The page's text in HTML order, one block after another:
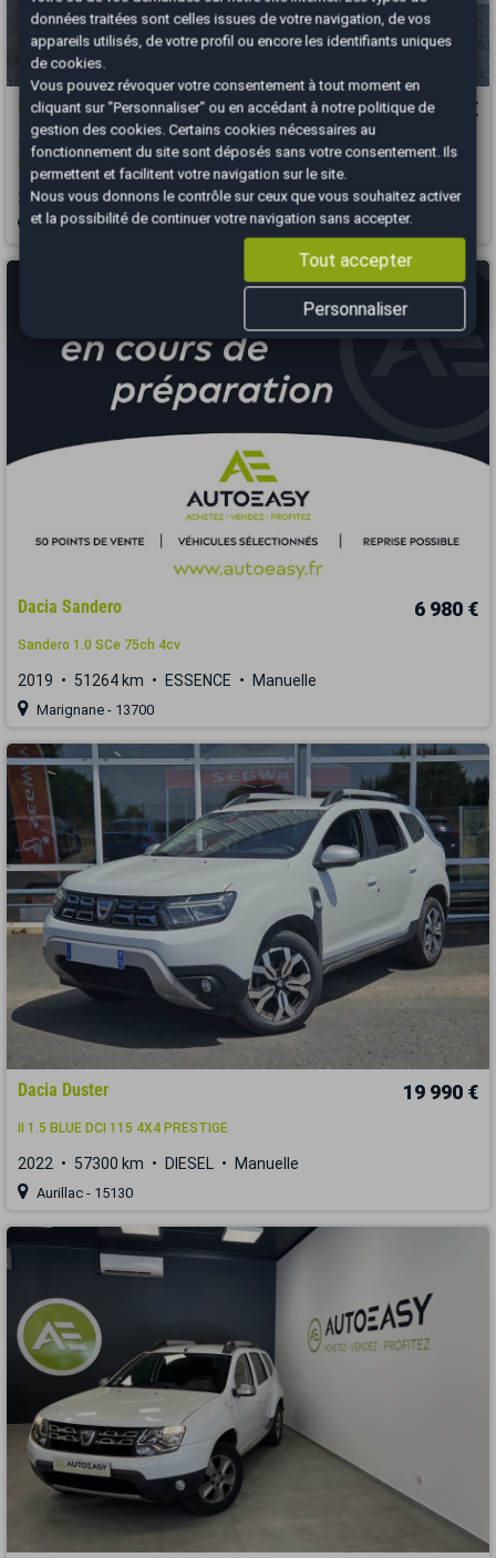
Dacia Sandero 12 990 €
Stepway 1.0 TCe 12V 90 cv // Bon état // Boite manuelle // Première
main
2021 71318 km ESSENCE Manuelle
Guyane - 97354
Dacia Sandero 6 980 €
Sandero 1.0 SCe 75ch 4cv
2019 51264 km ESSENCE Manuelle
Marignane - 13700
Dacia Duster 19 990 €
II 1.5 BLUE DCI 115 4X4 PRESTIGE
2022 57300 km DIESEL Manuelle
Aurillac - 15130
données traitées sont celles issues de votre navigation, de vos
appareils utilisés, de votre profil ou encore les identifiants uniques
de cookies.
Vous pouvez révoquer votre consentement à tout moment en
cliquant sur "Personnaliser" ou en accédant à notre politique de
gestion des cookies. Certains cookies nécessaires au
fonctionnement du site sont déposés sans votre consentement. Ils
permettent et facilitent votre navigation sur le site.
Nous vous donnons le contrôle sur ceux que vous souhaitez activer
et la possibilité de continuer votre navigation sans accepter.
Tout accepter
Personnaliser